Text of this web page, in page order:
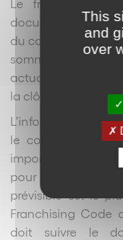
Le franchiseur
document
du contrat ou le
somme non
actualisé
la clôture de
L’information
le contenu est
importante. Une
pour les
prévisible est le
Franchising
doit suivre le
This
and
over